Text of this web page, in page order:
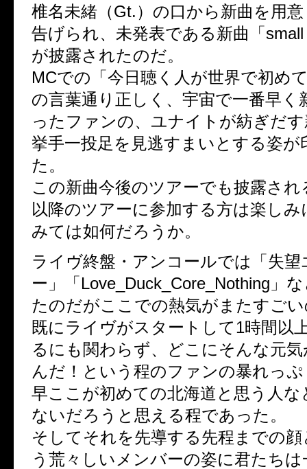
椎名未緒（Gt.）の口から新曲を用
告げられ、未発表である新曲「
が披露されたのだ。
MCでの「今日聴く人が世界で初め
の言葉通り正しく、宇宙で一番早く
ったファンの、ユナイトが紡ぎだ
挙手一投足を見逃すまいとする姿が
た。
この新曲今後のツアーでも披露され
以降のツアーに参加する方は楽し
みては如何だろうか。
ライヴ終盤・アンコールでは「失
ー」「Love_Duck_Core_Nothing」
たのだがここでの熱気がまたすご
既にライヴがスタートして1時間以
るにも関わらず、どこにそんな元
んだ！という程のファンの暴れっ
早ここが初めての北海道と思う人
ないだろうと思える程であった。
そしてそれを先導する先程までの
う荒々しいメンバーの姿に君たち